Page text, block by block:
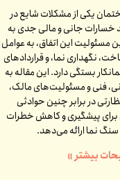
یکی از مشکلات شایع در
خسارات جانی و مالی جدی به
مسئولیت این اتفاق، به عوامل
نگهداری نما، و قراردادهای
بستگی دارد. این مقاله به
فنی و مسئولیت‌های مالک،
در برابر چنین حوادثی
برای پیشگیری و کاهش خطرات
نما ارائه می‌دهد.
بیشتر »